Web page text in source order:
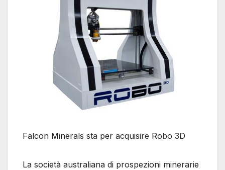
Falcon Minerals sta per acquisire Robo 3D
La società australiana di prospezioni minerarie